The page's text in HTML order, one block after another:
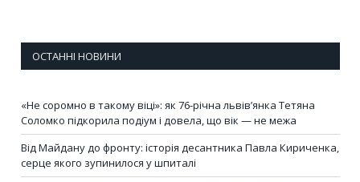
ОСТАННІ НОВИНИ
«Не соромно в такому віці»: як 76-річна львів’янка Тетяна
Соломко підкорила подіум і довела, що вік — не межа
Від Майдану до фронту: історія десантника Павла Кириченка,
серце якого зупинилося у шпиталі